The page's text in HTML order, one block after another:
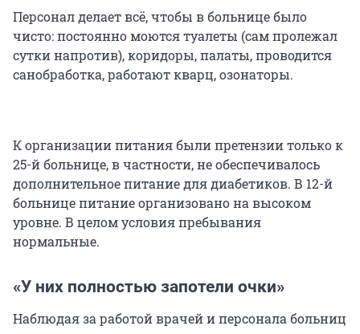
Персонал делает всё, чтобы в больнице было
чисто: постоянно моются туалеты (сам пролежал
сутки напротив), коридоры, палаты, проводится
санобработка, работают кварц, озонаторы.
К организации питания были претензии только к
25-й больнице, в частности, не обеспечивалось
дополнительное питание для диабетиков. В 12-й
больнице питание организовано на высоком
уровне. В целом условия пребывания
нормальные.
«У них полностью запотели очки»
Наблюдая за работой врачей и персонала больниц